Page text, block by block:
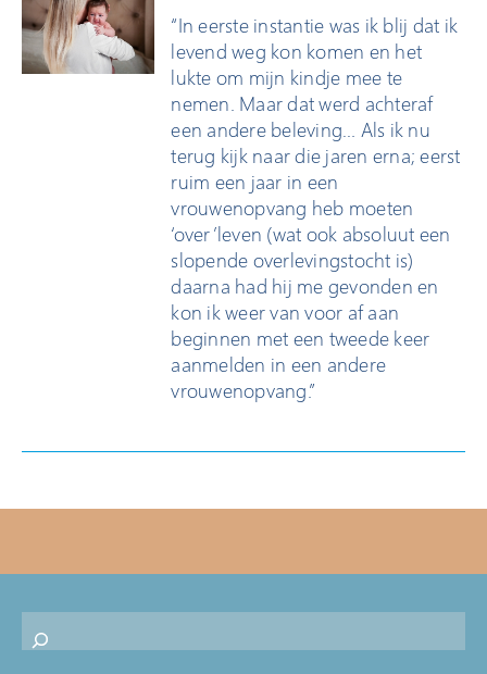
“In eerste instantie was ik blij dat ik
levend weg kon komen en het
lukte om mijn kindje mee te
nemen. Maar dat werd achteraf
een andere beleving… Als ik nu
terug kijk naar die jaren erna; eerst
ruim een jaar in een
vrouwenopvang heb moeten
‘over’leven (wat ook absoluut een
slopende overlevingstocht is)
daarna had hij me gevonden en
kon ik weer van voor af aan
beginnen met een tweede keer
aanmelden in een andere
vrouwenopvang.”